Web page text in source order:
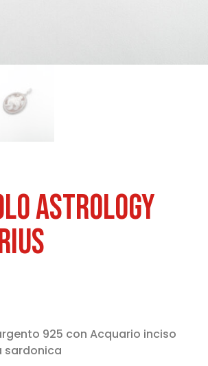
Astrology
925 con Acquario inciso
sardonica